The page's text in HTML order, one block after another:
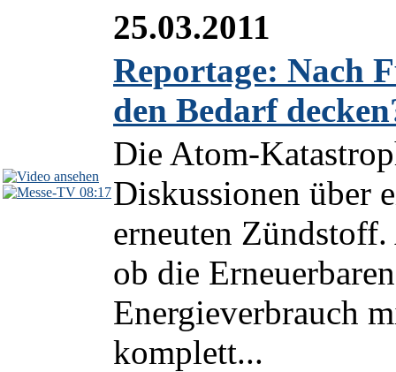
08:17
25.03.2011
Reportage: Nach
den Bedarf
Die Atom-
Diskussionen über
erneuten
ob die
Energieverbrauch
komplett...